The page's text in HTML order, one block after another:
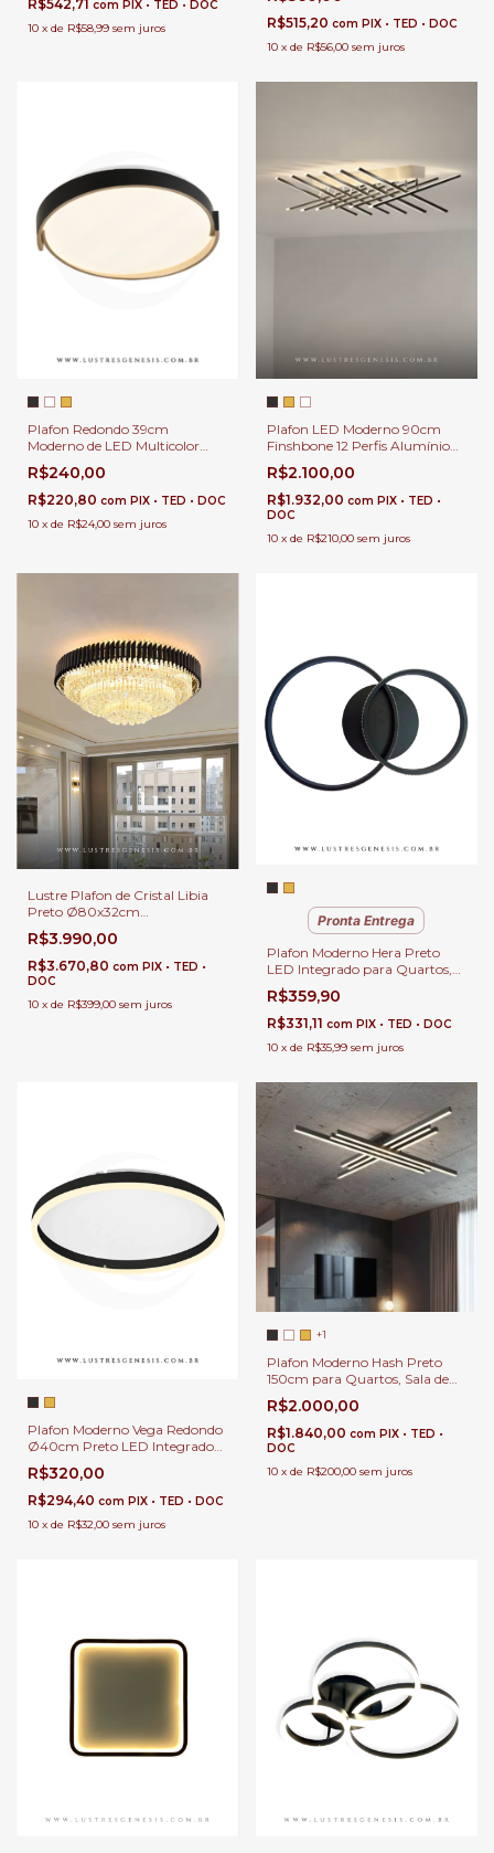
R$542,71 com PIX • TED • DOC
10 x de R$58,99 sem juros R$515,20 com PIX • TED • DOC
10 x de R$56,00 sem juros
Plafon Redondo 39cm
Moderno de LED Multicolor
Quente, Neutro e Frio 2800Lm
Logy Preto Para Corredor,
Lavabo e Quarto
R$240,00
R$220,80 com PIX • TED • DOC
10 x de R$24,00 sem juros
Plafon LED Moderno 90cm
Finshbone 12 Perfis Alumínio
12800Lm Difusos em Acrílico
Design Slim | Luminária de
Teto para Sala e Quartos
R$2.100,00
R$1.932,00 com PIX • TED •
DOC
10 x de R$210,00 sem juros
Lustre Plafon de Cristal Libia
Preto Ø80x32cm
Contemporâneo 13 E-14 |
Luminária de Teto Decorativa
para Quartos, Suites, Hall e
Salas
R$3.990,00
R$3.670,80 com PIX • TED •
DOC
10 x de R$399,00 sem juros
Pronta Entrega
Plafon Moderno Hera Preto
LED Integrado para Quartos,
Sala de Estar, Hall de Entrada,
Escritório e Sala de Jantar -
GMH o PL-Hera-70-PRETO
R$359,90
R$331,11 com PIX • TED • DOC
10 x de R$35,99 sem juros
Plafon Moderno Vega Redondo
Ø40cm Preto LED Integrado
3500k para Quartos, Sala de
Estar, Hall de Entrada e Sala de
Jantar - GMH o PL-VEGA-
PRETO
R$320,00
R$294,40 com PIX • TED • DOC
10 x de R$32,00 sem juros
+1
Plafon Moderno Hash Preto
150cm para Quartos, Sala de
Estar, Hall de Entrada,
Escritório, Lavabo e Sala de
Jantar
R$2.000,00
R$1.840,00 com PIX • TED •
DOC
10 x de R$200,00 sem juros